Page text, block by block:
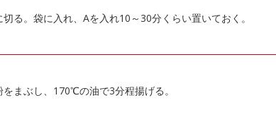
る。袋に入れ、Aを入れ10～30分くらい置いておく。
まぶし、170℃の油で3分程揚げる。